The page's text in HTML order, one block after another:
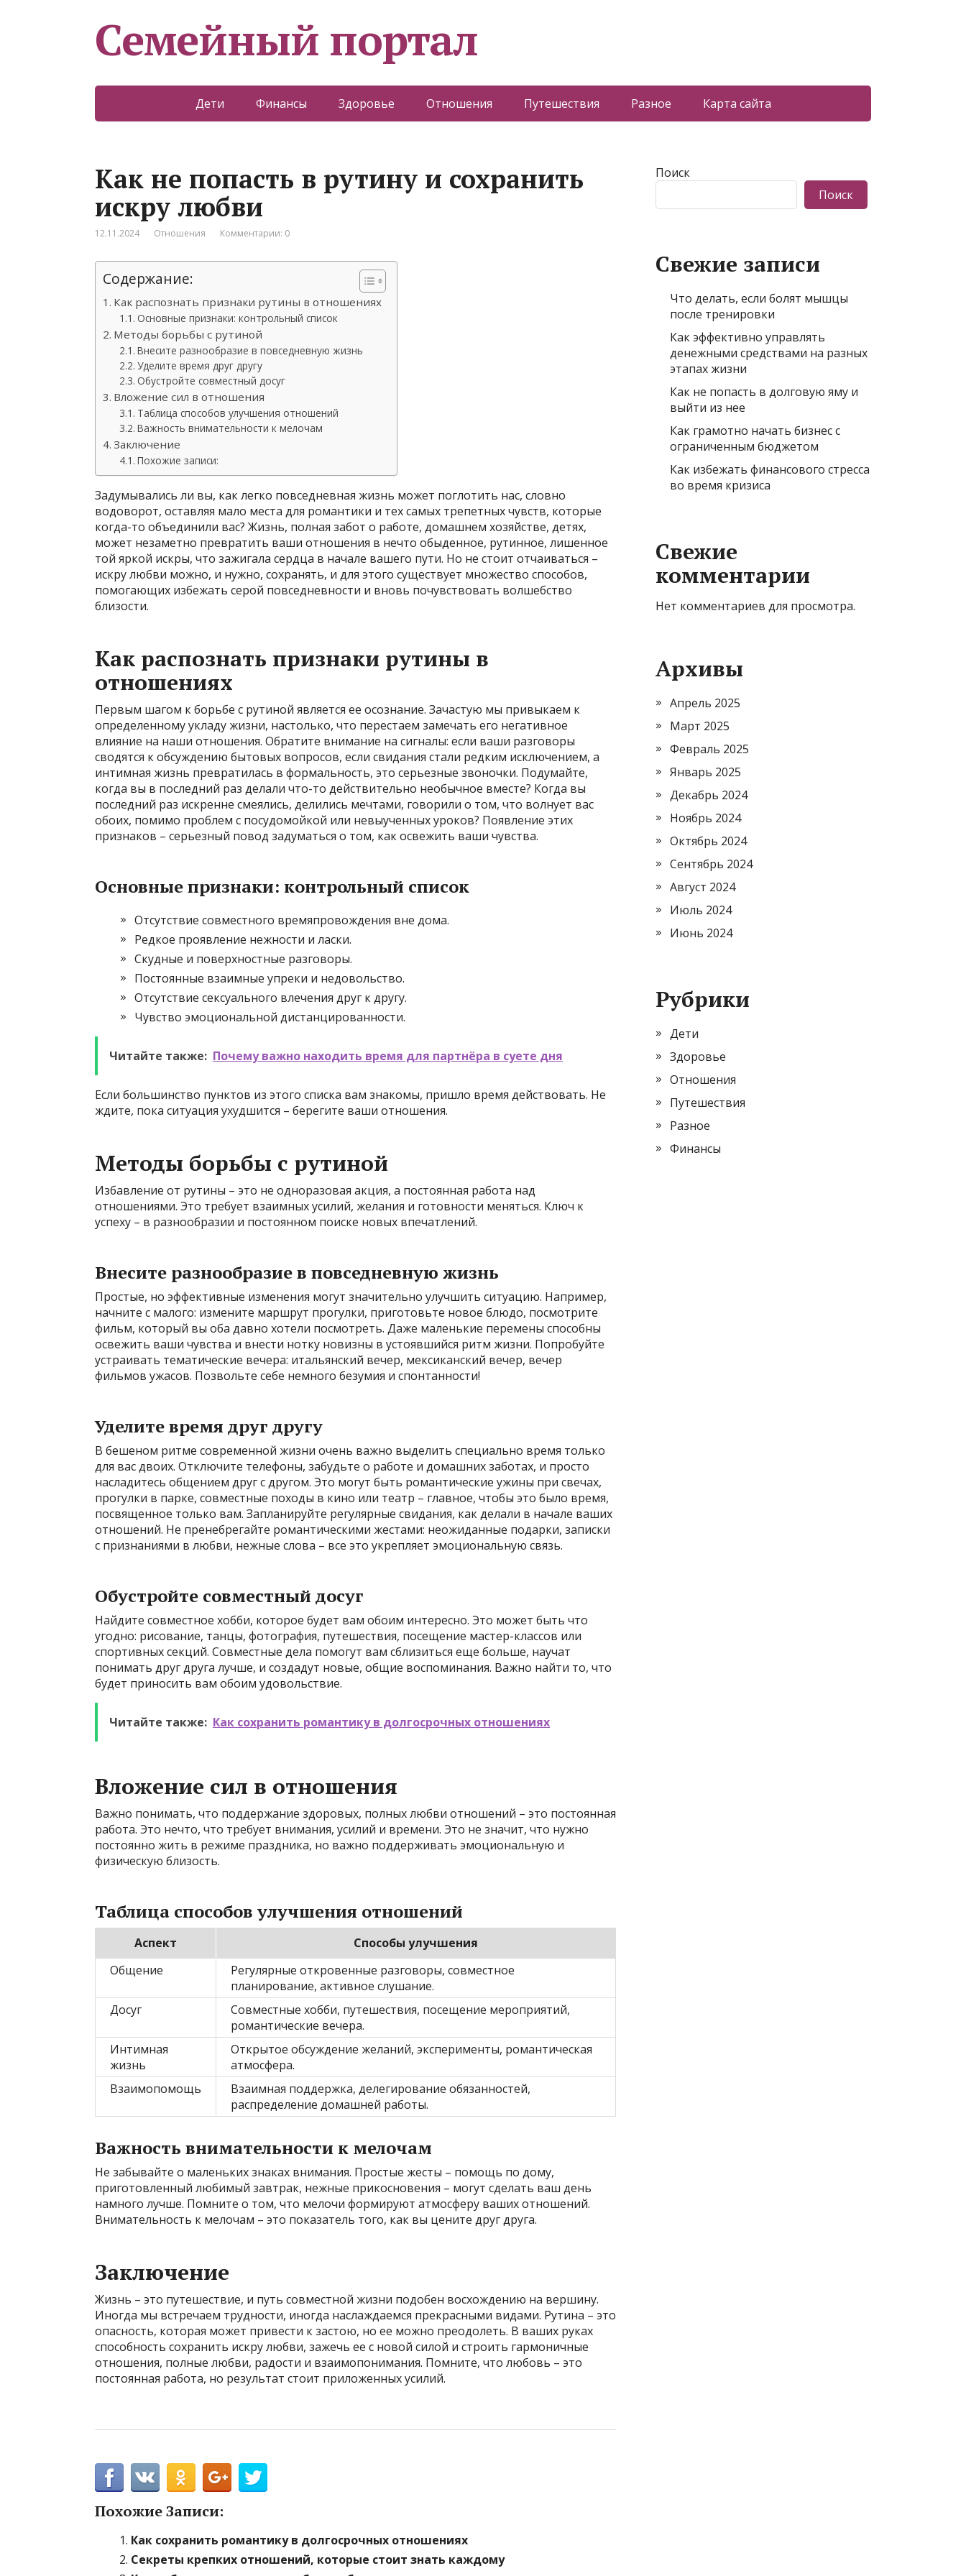
Семейный портал
Дети Финансы Здоровье Отношения Путешествия Разное Карта сайта
Как не попасть в рутину и сохранить
искру любви
12.11.2024 Отношения Комментарии: 0
Содержание:
Как распознать признаки рутины в отношениях
Основные признаки: контрольный список
Методы борьбы с рутиной
Внесите разнообразие в повседневную жизнь
Уделите время друг другу
Обустройте совместный досуг
Вложение сил в отношения
Таблица способов улучшения отношений
Важность внимательности к мелочам
Заключение
Похожие записи:
Задумывались ли вы, как легко повседневная жизнь может поглотить нас, словно
водоворот, оставляя мало места для романтики и тех самых трепетных чувств, которые
когда-то объединили вас? Жизнь, полная забот о работе, домашнем хозяйстве, детях,
может незаметно превратить ваши отношения в нечто обыденное, рутинное, лишенное
той яркой искры, что зажигала сердца в начале вашего пути. Но не стоит отчаиваться –
искру любви можно, и нужно, сохранять, и для этого существует множество способов,
помогающих избежать серой повседневности и вновь почувствовать волшебство
близости.
Как распознать признаки рутины в
отношениях
Первым шагом к борьбе с рутиной является ее осознание. Зачастую мы привыкаем к
определенному укладу жизни, настолько, что перестаем замечать его негативное
влияние на наши отношения. Обратите внимание на сигналы: если ваши разговоры
сводятся к обсуждению бытовых вопросов, если свидания стали редким исключением, а
интимная жизнь превратилась в формальность, это серьезные звоночки. Подумайте,
когда вы в последний раз делали что-то действительно необычное вместе? Когда вы
последний раз искренне смеялись, делились мечтами, говорили о том, что волнует вас
обоих, помимо проблем с посудомойкой или невыученных уроков? Появление этих
признаков – серьезный повод задуматься о том, как освежить ваши чувства.
Основные признаки: контрольный список
Отсутствие совместного времяпровождения вне дома.
Редкое проявление нежности и ласки.
Скудные и поверхностные разговоры.
Постоянные взаимные упреки и недовольство.
Отсутствие сексуального влечения друг к другу.
Чувство эмоциональной дистанцированности.
Читайте также: Почему важно находить время для партнёра в суете дня
Если большинство пунктов из этого списка вам знакомы, пришло время действовать. Не
ждите, пока ситуация ухудшится – берегите ваши отношения.
Методы борьбы с рутиной
Избавление от рутины – это не одноразовая акция, а постоянная работа над
отношениями. Это требует взаимных усилий, желания и готовности меняться. Ключ к
успеху – в разнообразии и постоянном поиске новых впечатлений.
Внесите разнообразие в повседневную жизнь
Простые, но эффективные изменения могут значительно улучшить ситуацию. Например,
начните с малого: измените маршрут прогулки, приготовьте новое блюдо, посмотрите
фильм, который вы оба давно хотели посмотреть. Даже маленькие перемены способны
освежить ваши чувства и внести нотку новизны в устоявшийся ритм жизни. Попробуйте
устраивать тематические вечера: итальянский вечер, мексиканский вечер, вечер
фильмов ужасов. Позвольте себе немного безумия и спонтанности!
Уделите время друг другу
В бешеном ритме современной жизни очень важно выделить специально время только
для вас двоих. Отключите телефоны, забудьте о работе и домашних заботах, и просто
насладитесь общением друг с другом. Это могут быть романтические ужины при свечах,
прогулки в парке, совместные походы в кино или театр – главное, чтобы это было время,
посвященное только вам. Запланируйте регулярные свидания, как делали в начале ваших
отношений. Не пренебрегайте романтическими жестами: неожиданные подарки, записки
с признаниями в любви, нежные слова – все это укрепляет эмоциональную связь.
Обустройте совместный досуг
Найдите совместное хобби, которое будет вам обоим интересно. Это может быть что
угодно: рисование, танцы, фотография, путешествия, посещение мастер-классов или
спортивных секций. Совместные дела помогут вам сблизиться еще больше, научат
понимать друг друга лучше, и создадут новые, общие воспоминания. Важно найти то, что
будет приносить вам обоим удовольствие.
Читайте также: Как сохранить романтику в долгосрочных отношениях
Вложение сил в отношения
Важно понимать, что поддержание здоровых, полных любви отношений – это постоянная
работа. Это нечто, что требует внимания, усилий и времени. Это не значит, что нужно
постоянно жить в режиме праздника, но важно поддерживать эмоциональную и
физическую близость.
Таблица способов улучшения отношений
Аспект
Способы улучшения
Общение
Регулярные откровенные разговоры, совместное
планирование, активное слушание.
Досуг
Совместные хобби, путешествия, посещение мероприятий,
романтические вечера.
Интимная
жизнь
Открытое обсуждение желаний, эксперименты, романтическая
атмосфера.
Взаимопомощь
Взаимная поддержка, делегирование обязанностей,
распределение домашней работы.
Важность внимательности к мелочам
Не забывайте о маленьких знаках внимания. Простые жесты – помощь по дому,
приготовленный любимый завтрак, нежные прикосновения – могут сделать ваш день
намного лучше. Помните о том, что мелочи формируют атмосферу ваших отношений.
Внимательность к мелочам – это показатель того, как вы цените друг друга.
Заключение
Жизнь – это путешествие, и путь совместной жизни подобен восхождению на вершину.
Иногда мы встречаем трудности, иногда наслаждаемся прекрасными видами. Рутина – это
опасность, которая может привести к застою, но ее можно преодолеть. В ваших руках
способность сохранить искру любви, зажечь ее с новой силой и строить гармоничные
отношения, полные любви, радости и взаимопонимания. Помните, что любовь – это
постоянная работа, но результат стоит приложенных усилий.
Похожие Записи:
Как сохранить романтику в долгосрочных отношениях
Секреты крепких отношений, которые стоит знать каждому
Поиск
Поиск
Свежие записи
Что делать, если болят мышцы
после тренировки
Как эффективно управлять
денежными средствами на разных
этапах жизни
Как не попасть в долговую яму и
выйти из нее
Как грамотно начать бизнес с
ограниченным бюджетом
Как избежать финансового стресса
во время кризиса
Свежие
комментарии
Нет комментариев для просмотра.
Архивы
Апрель 2025
Март 2025
Февраль 2025
Январь 2025
Декабрь 2024
Ноябрь 2024
Октябрь 2024
Сентябрь 2024
Август 2024
Июль 2024
Июнь 2024
Рубрики
Дети
Здоровье
Отношения
Путешествия
Разное
Финансы